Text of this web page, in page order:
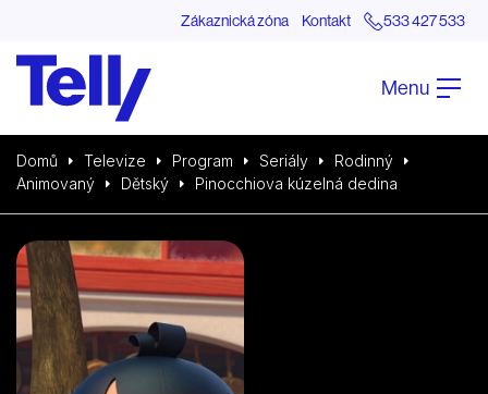
Zákaznická zóna Kontakt 533 427 533
Menu
Domů Televize Program Seriály
Rodinný
Animovaný
Dětský Pinocchiova kúzelná dedina